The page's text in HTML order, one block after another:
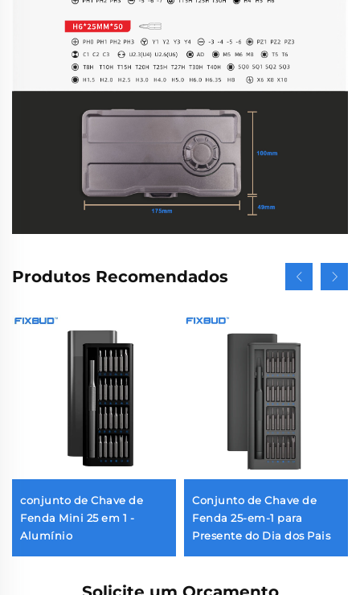
Produtos Recomendados
conjunto de Chave de
Fenda Mini 25 em 1 -
Alumínio
Conjunto de Chave de
Fenda 25-em-1 para
Presente do Dia dos Pais